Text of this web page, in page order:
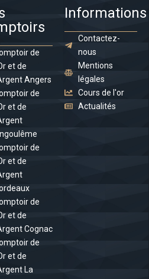
de
et de
Angers
de
et de
de
et de
de
et de
Cognac
de
et de
La
Informations
Contactez-
nous
Mentions
légales
Cours de l'or
Actualités